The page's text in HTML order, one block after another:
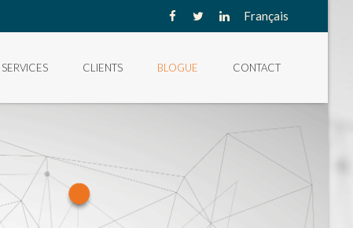
Français
SERVICES CLIENTS BLOGUE CONTACT